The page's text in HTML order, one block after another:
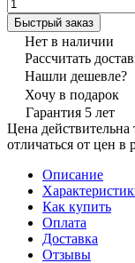
Быстрый заказ
Нет в наличии
Рассчитать
Нашли дешевле?
Хочу в подарок
Гарантия 5 лет
Цена действительна
отличаться от цен в
Описание
Как купить
Оплата
Доставка
Отзывы